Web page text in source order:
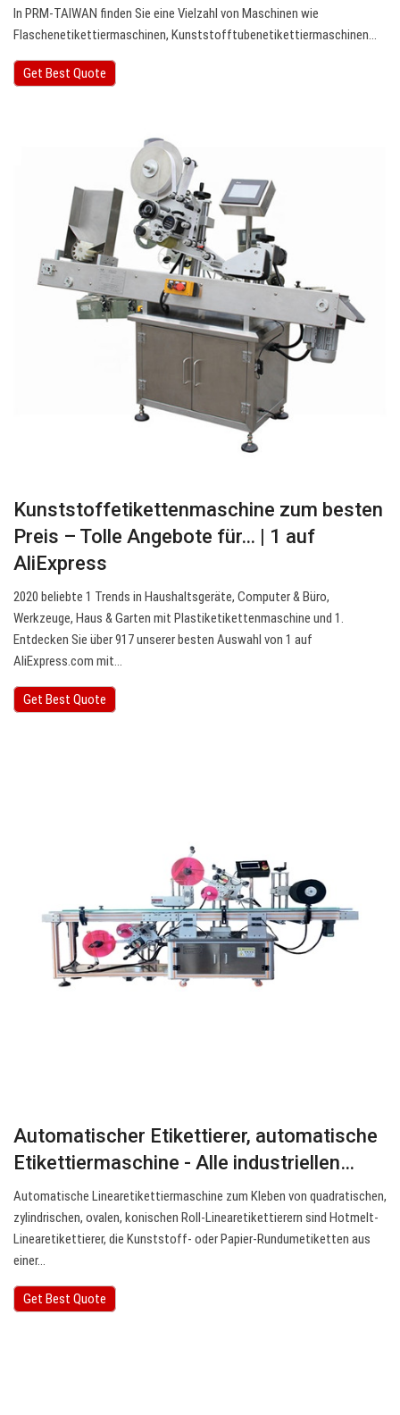
In PRM-TAIWAN finden Sie eine Vielzahl von Maschinen wie
Flaschenetikettiermaschinen, Kunststofftubenetikettiermaschinen…
Get Best Quote
Kunststoffetikettenmaschine zum besten
Preis – Tolle Angebote für… | 1 auf
AliExpress
2020 beliebte 1 Trends in Haushaltsgeräte, Computer & Büro,
Werkzeuge, Haus & Garten mit Plastiketikettenmaschine und 1.
Entdecken Sie über 917 unserer besten Auswahl von 1 auf
AliExpress.com mit…
Get Best Quote
Automatischer Etikettierer, automatische
Etikettiermaschine - Alle industriellen…
Automatische Linearetikettiermaschine zum Kleben von quadratischen,
zylindrischen, ovalen, konischen Roll-Linearetikettierern sind Hotmelt-
Linearetikettierer, die Kunststoff- oder Papier-Rundumetiketten aus
einer…
Get Best Quote